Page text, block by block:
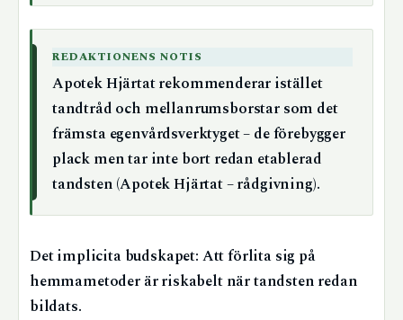
REDAKTIONENS NOTIS
Apotek Hjärtat rekommenderar istället
tandtråd och mellanrumsborstar som det
främsta egenvårdsverktyget – de förebygger
plack men tar inte bort redan etablerad
tandsten (Apotek Hjärtat – rådgivning).
Det implicita budskapet: Att förlita sig på
hemmametoder är riskabelt när tandsten redan
bildats.